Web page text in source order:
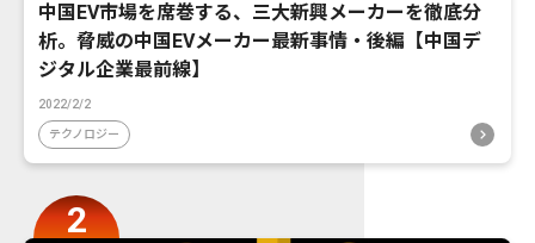
中国EV市場を席巻する、三大新興メーカーを徹底分
析。脅威の中国EVメーカー最新事情・後編【中国デ
ジタル企業最前線】
2022/2/2
テクノロジー